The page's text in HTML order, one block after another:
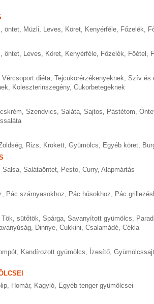
öntet, Müzli, Leves, Köret, Kenyérféle, Főzelék,
öntet, Leves, Köret, Kenyérféle, Főzelék, Főétel ,
Vércsoport diéta, Tejcukorérzékenyeknek, Szív és
, Koleszterinszegény, Cukorbetegeknek
, Szendvics, Saláta, Sajtos, Pástétom,
, Rizs, Krokett, Gyümölcs, Egyéb köret,
Salsa, Salátaöntet, Pesto, Curry, Alapmártás
, Pác szárnyasokhoz, Pác húsokhoz, Pác
Tök, sütőtök, Spárga, Savanyított gyümölcs,
, Dinnye, Cukkini, Csalamádé, Cékla
, Kandírozott gyümölcs, Ízesítő, Gyümölcssajt
, Homár, Kagyló, Egyéb tenger gyümölcsei